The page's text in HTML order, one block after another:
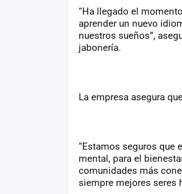
“Ha llegado el
aprender un nuevo
nuestros sueños”,
jabonería.
La empresa asegura
“Estamos seguros que
mental, para el
comunidades más
siempre mejores seres